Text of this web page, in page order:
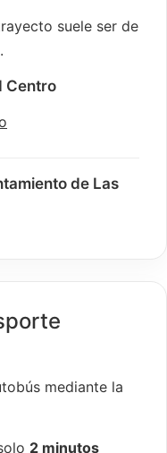
suele ser de
.
Centro
de Las
mediante la
2 minutos